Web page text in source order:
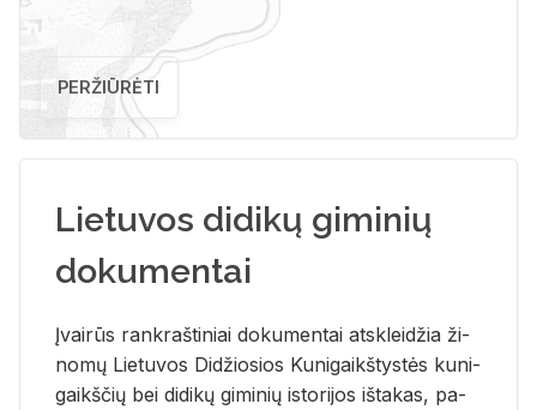
PERŽIŪRĖTI
Lietuvos didikų giminių
dokumentai
Įvai­rūs rank­raš­ti­niai do­ku­men­tai at­sklei­džia ži­
no­mų Lie­tu­vos Di­džio­sios Ku­ni­gaikš­tys­tės ku­ni­
gaikš­čių bei di­di­kų gi­mi­nių is­to­ri­jos iš­ta­kas, pa­